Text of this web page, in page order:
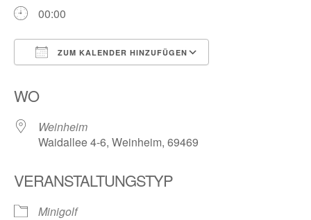
00:00
ZUM KALENDER HINZUFÜGEN
WO
Weinheim
Waidallee 4-6, Weinheim, 69469
VERANSTALTUNGSTYP
Minigolf